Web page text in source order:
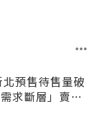
預售待售量破
求斷層」賣壓